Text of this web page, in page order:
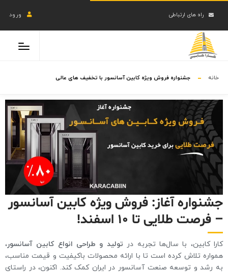
راه های ارتباطی ورود
خانه جشنواره فروش ویژه کابین آسانسور با تخفیف های عالی
جشنواره آغاز: فروش ویژه کابین آسانسور
– فرصت طلایی تا ۱۰ اسفند!
کارا کابین، با سال‌ها تجربه در تولید و طراحی انواع کابین آسانسور،
همواره تلاش کرده است تا با ارائه محصولات باکیفیت و قیمت مناسب،
به رشد و توسعه صنعت آسانسور در ایران کمک کند. اکنون، در راستای